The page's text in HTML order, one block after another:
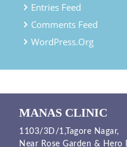
Entries Feed
Comments Feed
WordPress.org
MANAS CLINIC
1103/3D/1,Tagore Nagar,
Near Rose Garden &